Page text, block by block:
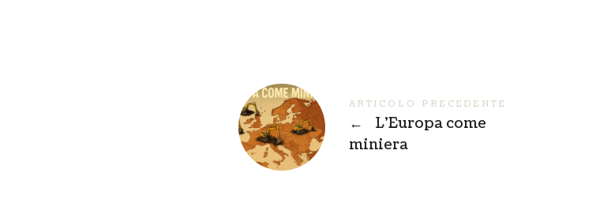
ARTICOLO PRECEDENTE
←
L’Europa come
miniera